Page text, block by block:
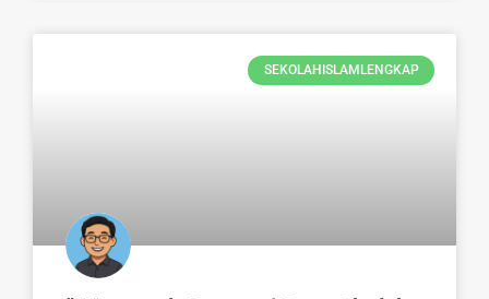
SEKOLAHISLAMLENGKAP